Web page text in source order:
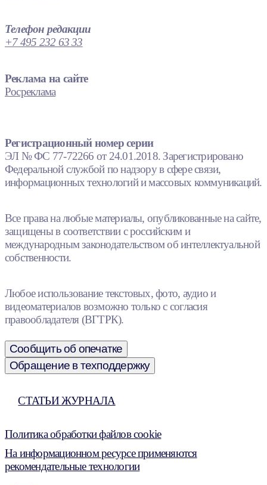
Телефон редакции
+7 495 232 63 33
Реклама на сайте
Росреклама
Регистрационный номер серии
ЭЛ № ФС 77-72266 от 24.01.2018. Зарегистрировано
Федеральной службой по надзору в сфере связи,
информационных технологий и массовых коммуникаций.
Все права на любые материалы, опубликованные на сайте,
защищены в соответствии с российским и
международным законодательством об интеллектуальной
собственности.
Любое использование текстовых, фото, аудио и
видеоматериалов возможно только с согласия
правообладателя (ВГТРК).
Сообщить об опечатке
Обращение в техподдержку
СТАТЬИ ЖУРНАЛА
Политика обработки файлов cookie
На информационном ресурсе применяются
рекомендательные технологии